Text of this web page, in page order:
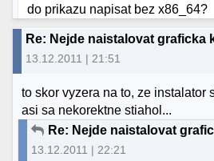
do prikazu napisat bez x86_64?
Re: Nejde naistalovat graficka
13.12.2011 | 21:51
to skor vyzera na to, ze instalator
asi sa nekorektne stiahol...
Re: Nejde naistalovat
13.12.2011 | 22:21